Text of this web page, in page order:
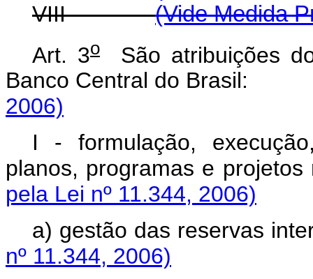
VIII -(Vide Medida
Art. 3o São atribuições
Banco Central do
2006)
I - formulação,
planos, programas e
pela Lei nº 11.344, 2006)
a) gestão das
nº 11.344, 2006)